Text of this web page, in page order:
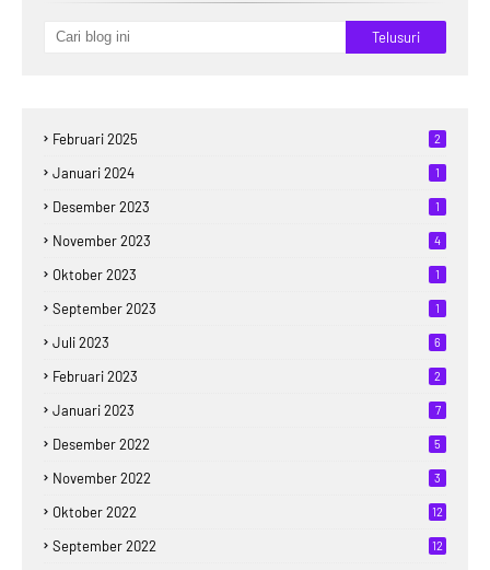
Februari 2025 2
Januari 2024 1
Desember 2023 1
November 2023 4
Oktober 2023 1
September 2023 1
Juli 2023 6
Februari 2023 2
Januari 2023 7
Desember 2022 5
November 2022 3
Oktober 2022 12
September 2022 12